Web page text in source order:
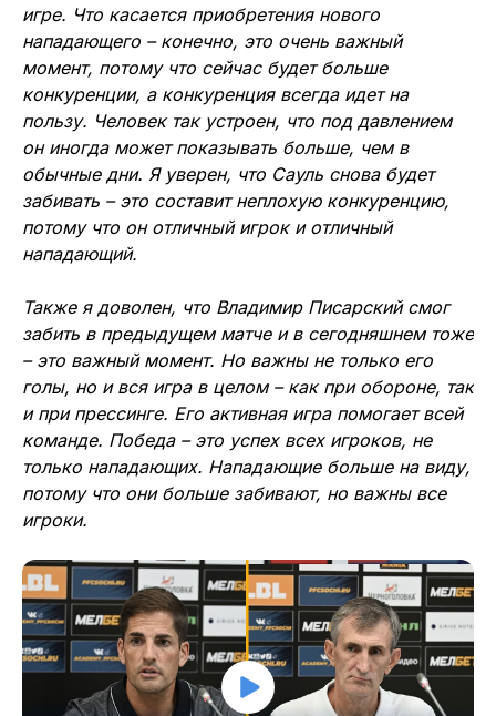
игре. Что касается приобретения нового
нападающего – конечно, это очень важный
момент, потому что сейчас будет больше
конкуренции, а конкуренция всегда идет на
пользу. Человек так устроен, что под давлением
он иногда может показывать больше, чем в
обычные дни. Я уверен, что Сауль снова будет
забивать – это составит неплохую конкуренцию,
потому что он отличный игрок и отличный
нападающий.
Также я доволен, что Владимир Писарский смог
забить в предыдущем матче и в сегодняшнем тоже
– это важный момент. Но важны не только его
голы, но и вся игра в целом – как при обороне, так
и при прессинге. Его активная игра помогает всей
команде. Победа – это успех всех игроков, не
только нападающих. Нападающие больше на виду,
потому что они больше забивают, но важны все
игроки.